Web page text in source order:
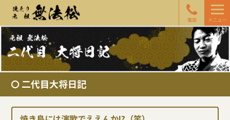
電話 メニュー
二代目大将日記